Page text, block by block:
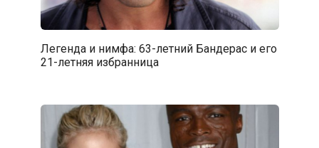
Легенда и нимфа: 63-летний Бандерас и его
21-летняя избранница